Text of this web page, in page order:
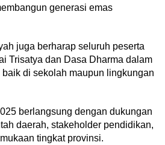
generasi emas
juga berharap seluruh peserta
Trisatya dan Dasa Dharma dalam
di sekolah maupun lingkungan
berlangsung dengan dukungan
daerah, stakeholder pendidikan,
tingkat provinsi.